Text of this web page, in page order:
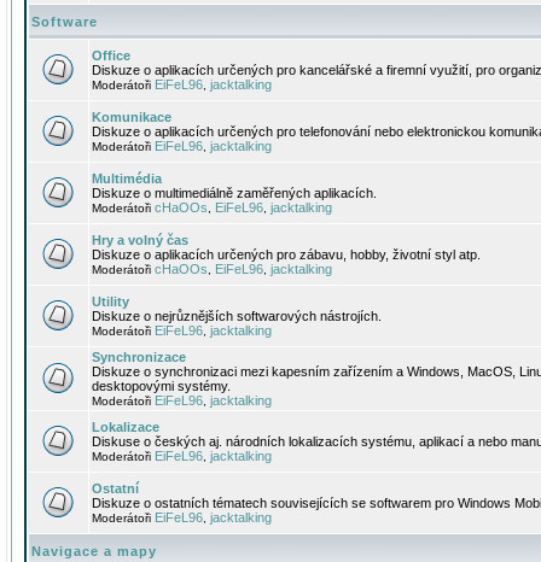
Software
Office
Diskuze o aplikacích určených pro kancelářské a firemní využití, pro
Moderátoři EiFeL96 jacktalking
Komunikace
Diskuze o aplikacích určených pro telefonování nebo elektronickou
Moderátoři EiFeL96 jacktalking
Multimédia
Diskuze o multimediálně zaměřených aplikacích.
Moderátoři cHaOOs EiFeL96 jacktalking
Hry a volný čas
Diskuze o aplikacích určených pro zábavu, hobby, životní styl atp.
Moderátoři cHaOOs EiFeL96 jacktalking
Utility
Diskuze o nejrůznějších softwarových nástrojích.
Moderátoři EiFeL96 jacktalking
Synchronizace
Diskuze o synchronizaci mezi kapesním zařízením a Windows, MacOS,
desktopovými systémy.
Moderátoři EiFeL96 jacktalking
Lokalizace
Diskuse o českých aj. národních lokalizacích systému, aplikací a nebo
Moderátoři EiFeL96 jacktalking
Ostatní
Diskuze o ostatních tématech souvisejících se softwarem pro Windows
Moderátoři EiFeL96 jacktalking
Navigace a mapy